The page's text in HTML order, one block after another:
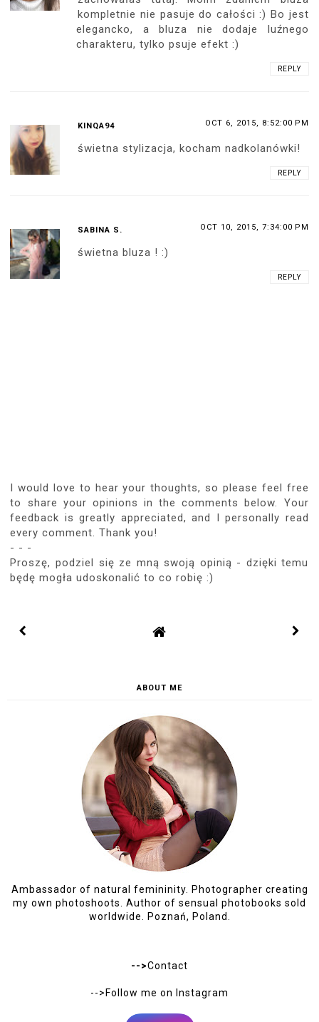
kompletnie nie pasuje do całości :) Bo jest
elegancko, a bluza nie dodaje luźnego
charakteru, tylko psuje efekt :)
REPLY
KINQA94 OCT 6, 2015, 8:52:00 PM
świetna stylizacja, kocham nadkolanówki!
REPLY
SABINA S. OCT 10, 2015, 7:34:00 PM
świetna bluza ! :)
REPLY
I would love to hear your thoughts, so please feel free
to share your opinions in the comments below. Your
feedback is greatly appreciated, and I personally read
every comment. Thank you!
- - -
Proszę, podziel się ze mną swoją opinią - dzięki temu
będę mogła udoskonalić to co robię :)
ABOUT ME
Ambassador of natural femininity. Photographer creating
my own photoshoots. Author of sensual photobooks sold
worldwide. Poznań, Poland.
-->Contact
-->Follow me on Instagram